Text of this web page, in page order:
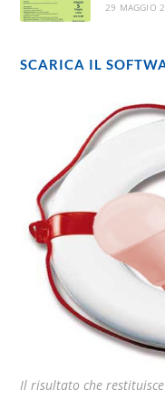
29 MAGGIO
SCARICA IL
Il risultato che